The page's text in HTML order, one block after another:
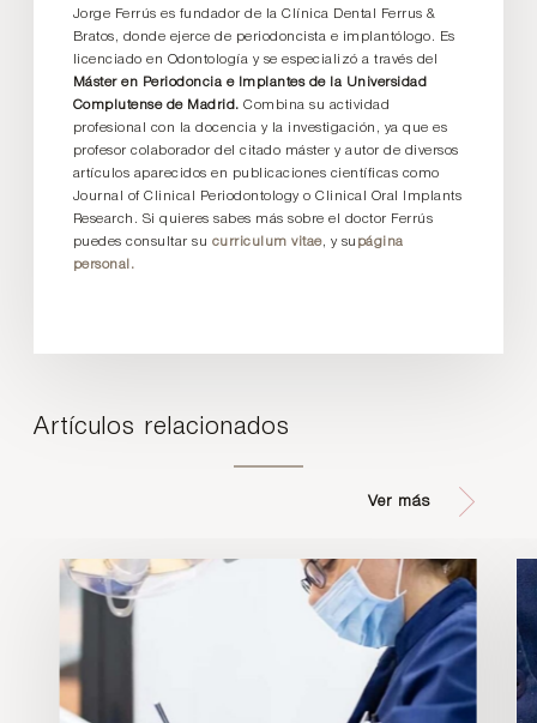
Jorge Ferrús es fundador de la Clínica Dental Ferrus &
Bratos, donde ejerce de periodoncista e implantólogo. Es
licenciado en Odontología y se especializó a través del
Máster en Periodoncia e Implantes de la Universidad
Complutense de Madrid. Combina su actividad
profesional con la docencia y la investigación, ya que es
profesor colaborador del citado máster y autor de diversos
artículos aparecidos en publicaciones científicas como
Journal of Clinical Periodontology o Clinical Oral Implants
Research. Si quieres sabes más sobre el doctor Ferrús
puedes consultar su curriculum vitae, y su página
personal.
Artículos relacionados
Ver más